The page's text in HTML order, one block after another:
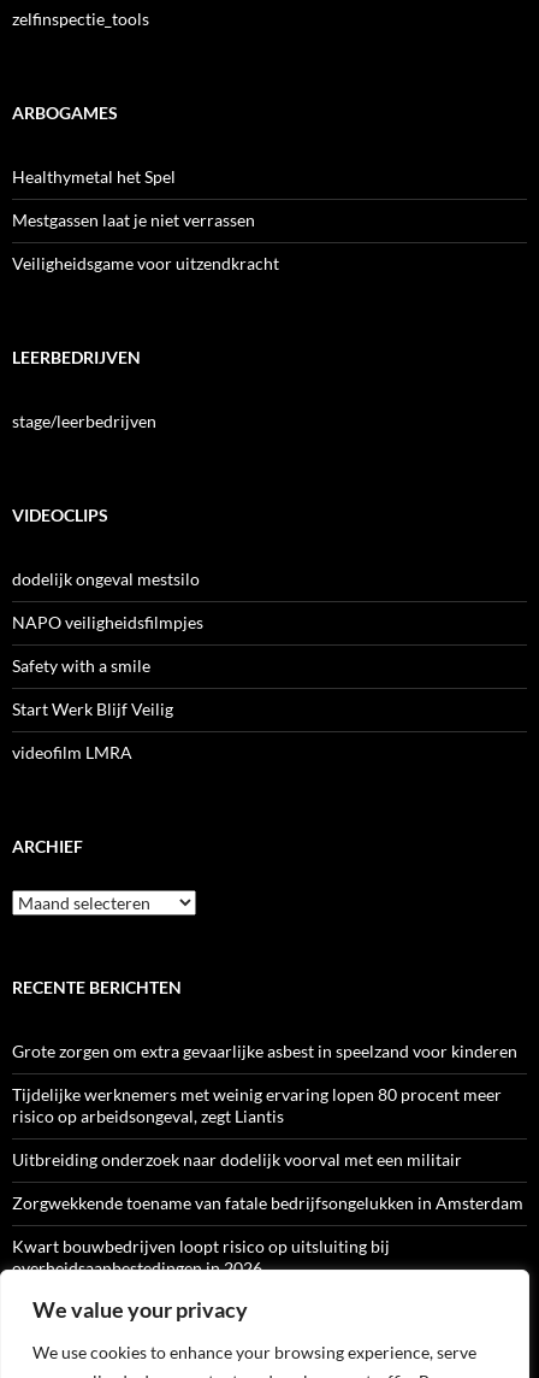
We value your privacy
We use cookies to enhance your browsing experience, serve
zelfinspectie_tools
ARBOGAMES
Healthymetal het Spel
Mestgassen laat je niet verrassen
Veiligheidsgame voor uitzendkracht
LEERBEDRIJVEN
stage/leerbedrijven
VIDEOCLIPS
dodelijk ongeval mestsilo
NAPO veiligheidsfilmpjes
Safety with a smile
Start Werk Blijf Veilig
videofilm LMRA
ARCHIEF
Archief
RECENTE BERICHTEN
Grote zorgen om extra gevaarlijke asbest in speelzand voor kinderen
Tijdelijke werknemers met weinig ervaring lopen 80 procent meer
risico op arbeidsongeval, zegt Liantis
Uitbreiding onderzoek naar dodelijk voorval met een militair
Zorgwekkende toename van fatale bedrijfsongelukken in Amsterdam
Kwart bouwbedrijven loopt risico op uitsluiting bij
overheidsaanbestedingen in 2026
ARBO-CATALOGI